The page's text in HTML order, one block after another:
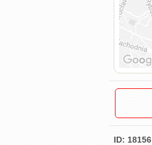
ID: 18156